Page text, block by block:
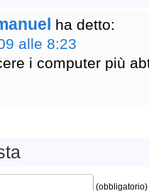
ha detto:
alle 8:23
i computer più
(obbligatorio)